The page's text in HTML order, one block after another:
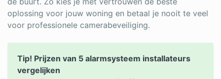
oplossing voor jouw woning en betaal je nooit te veel
voor professionele camerabeveiliging.
Tip! Prijzen van 5 alarmsysteem installateurs
vergelijken